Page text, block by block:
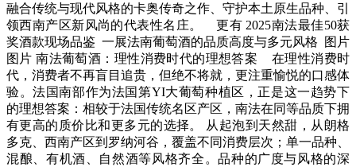
融合传统与现代风格的卡奥传奇之作、守护本土原生品种、引
领西南产区新风尚的代表性名庄。 更有 2025南法最佳50获
奖酒款现场品鉴 一展法南葡萄酒的品质高度与多元风格 图片
图片 南法葡萄酒：理性消费时代的理想答案 在理性消费时
代，消费者不再盲目追贵，但绝不将就，更注重愉悦的口感体
验。法国南部作为法国第YI大葡萄种植区，正是这一趋势下
的理想答案：相较于法国传统名区产区，南法在同等品质下拥
有更高的质价比和更多元的选择。 从起泡到天然甜，从朗格
多克、西南产区到罗纳河谷，覆盖不同消费层次；单一品种、
混酿、有机酒、自然酒等风格齐全。品种的广度与风格的深